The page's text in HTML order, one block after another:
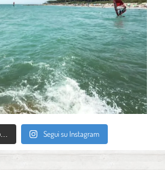
Segui su Instagram